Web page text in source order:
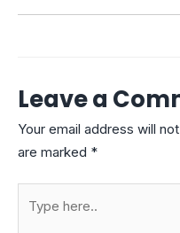
Leave a
Your email address will
are marked *
here..